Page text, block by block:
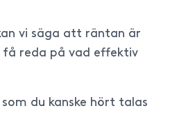
vi säga att räntan är
få reda på vad effektiv
du kanske hört talas